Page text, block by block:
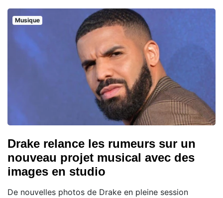
Musique
Drake relance les rumeurs sur un
nouveau projet musical avec des
images en studio
De nouvelles photos de Drake en pleine session